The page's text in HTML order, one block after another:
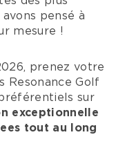
pensé à
mesure !
prenez votre
Resonance Golf
sur
exceptionnelle
tout au long